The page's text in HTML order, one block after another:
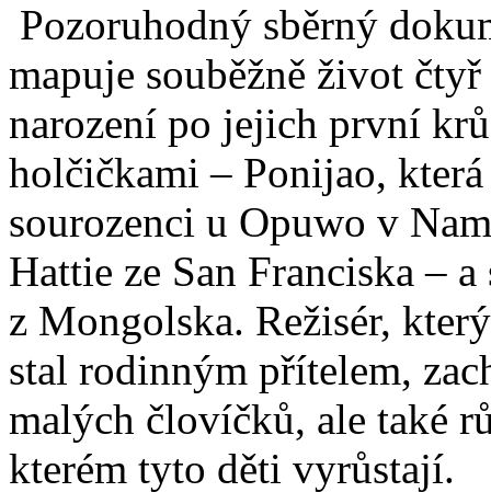
Pozoruhodný sběrný
mapuje souběžně život
narození po jejich první
holčičkami – Ponijao,
sourozenci u Opuwo v
Hattie ze San Franciska –
z Mongolska. Režisér,
stal rodinným přítelem,
malých človíčků, ale také
kterém tyto děti vyrůstají.